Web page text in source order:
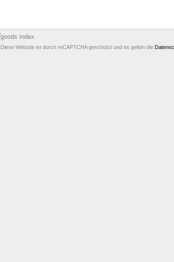
goods index
Diese Website ist durch reCAPTCHA geschützt und es gelten die